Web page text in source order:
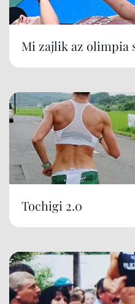
Mi zajlik az olimpia
Tochigi 2.0